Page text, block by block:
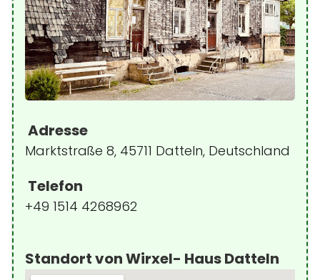
Adresse
Marktstraße 8, 45711 Datteln, Deutschland
Telefon
+49 1514 4268962
Standort von Wirxel- Haus Datteln